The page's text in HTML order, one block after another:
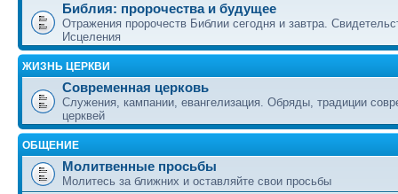
Библия: пророчества и будущее
Отражения пророчеств Библии сегодня и завтра.
Исцеления
ЖИЗНЬ ЦЕРКВИ
Современная церковь
Служения, кампании, евангелизация. Обряды, традиции
церквей
ОБЩЕНИЕ
Молитвенные просьбы
Молитесь за ближних и оставляйте свои просьбы